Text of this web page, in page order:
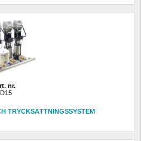
nr.
ID15
TRYCKSÄTTNINGSSYSTEM